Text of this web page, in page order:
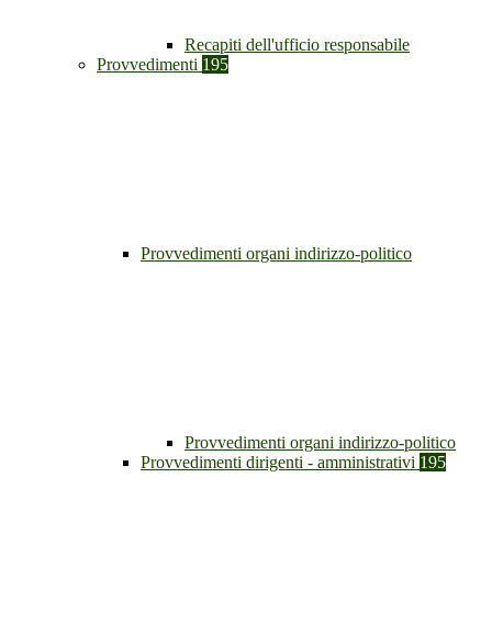
Recapiti dell'ufficio responsabile
Provvedimenti 195
Provvedimenti organi indirizzo-politico
Provvedimenti organi indirizzo-politico
Provvedimenti dirigenti - amministrativi 195